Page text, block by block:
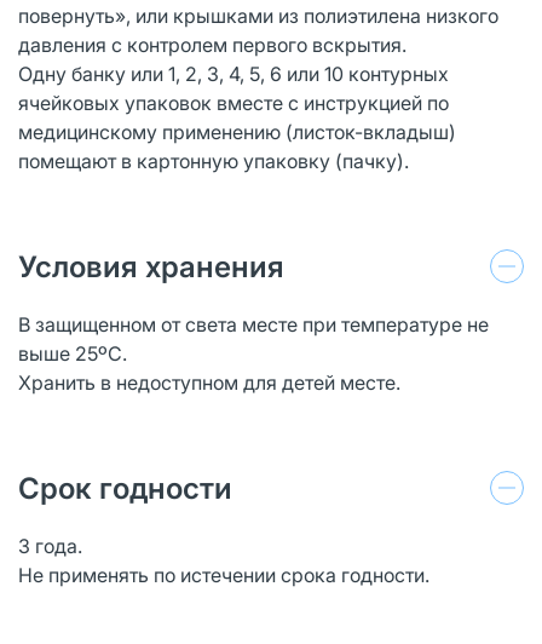
повернуть», или крышками из полиэтилена низкого
давления с контролем первого вскрытия.
Одну банку или 1, 2, 3, 4, 5, 6 или 10 контурных
ячейковых упаковок вместе с инструкцией по
медицинскому применению (листок-вкладыш)
помещают в картонную упаковку (пачку).
Условия хранения
В защищенном от света месте при температуре не
выше 25ºС.
Хранить в недоступном для детей месте.
Срок годности
3 года.
Не применять по истечении срока годности.